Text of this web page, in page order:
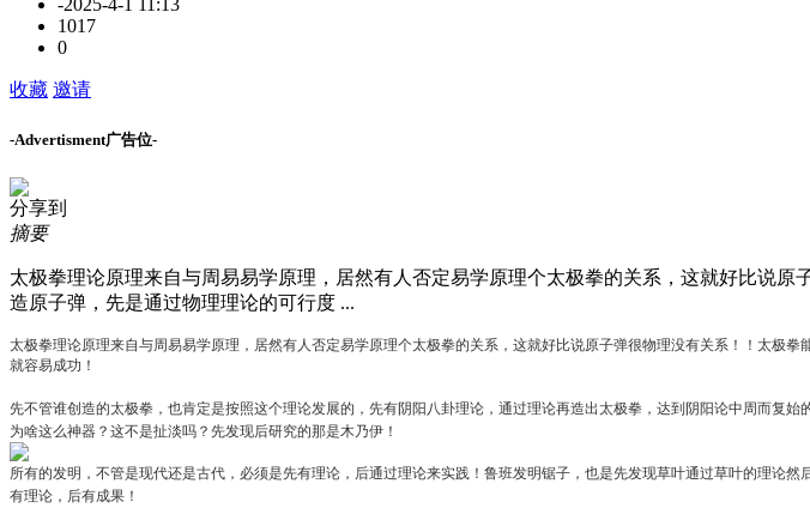
-2025-4-1 11:13
1017
0
收藏 邀请
-Advertisment广告位-
分享到
摘要
太极拳理论原理来自与周易易学原理，居然有人否定易学原理个太极拳的关系，这就好比说
造原子弹，先是通过物理理论的可行度 ...
太极拳理论原理来自与周易易学原理，居然有人否定易学原理个太极拳的关系，这就好比说原子弹很物理没有关系！！太极
就容易成功！
先不管谁创造的太极拳，也肯定是按照这个理论发展的，先有阴阳八卦理论，通过理论再造出太极拳，达到阴阳论中周而复
为啥这么神器？这不是扯淡吗？先发现后研究的那是木乃伊！
所有的发明，不管是现代还是古代，必须是先有理论，后通过理论来实践！鲁班发明锯子，也是先发现草叶通过草叶的理论
有理论，后有成果！